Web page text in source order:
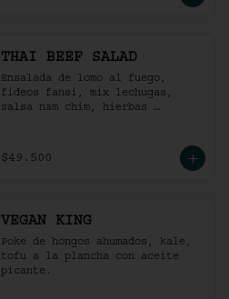
THAI BEEF SALAD
Ensalada de lomo al fuego,
fideos fansi, mix lechugas,
salsa nam chim, hierbas
tostado.
$49.500
VEGAN KING
Poke de hongos ahumados, kale,
tofu a la plancha con aceite
picante.